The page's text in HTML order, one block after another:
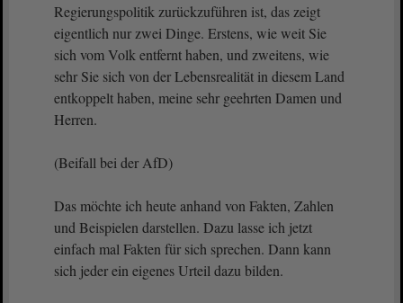
Regierungspolitik zurückzuführen ist, das zeigt
eigentlich nur zwei Dinge. Erstens, wie weit Sie
sich vom Volk entfernt haben, und zweitens, wie
sehr Sie sich von der Lebensrealität in diesem Land
entkoppelt haben, meine sehr geehrten Damen und
Herren.
(Beifall bei der AfD)
Das möchte ich heute anhand von Fakten, Zahlen
und Beispielen darstellen. Dazu lasse ich jetzt
einfach mal Fakten für sich sprechen. Dann kann
sich jeder ein eigenes Urteil dazu bilden.